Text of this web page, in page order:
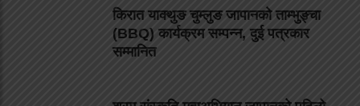
किरात याक्थुङ चुम्लुङ जापानको ताम्भुङ्चा
(BBQ) कार्यक्रम सम्पन्न, दुई पत्रकार
सम्मानित